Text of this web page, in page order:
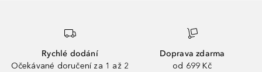
Rychlé dodání
Očekávané doručení za 1 až 2
Doprava zdarma
od 699 Kč